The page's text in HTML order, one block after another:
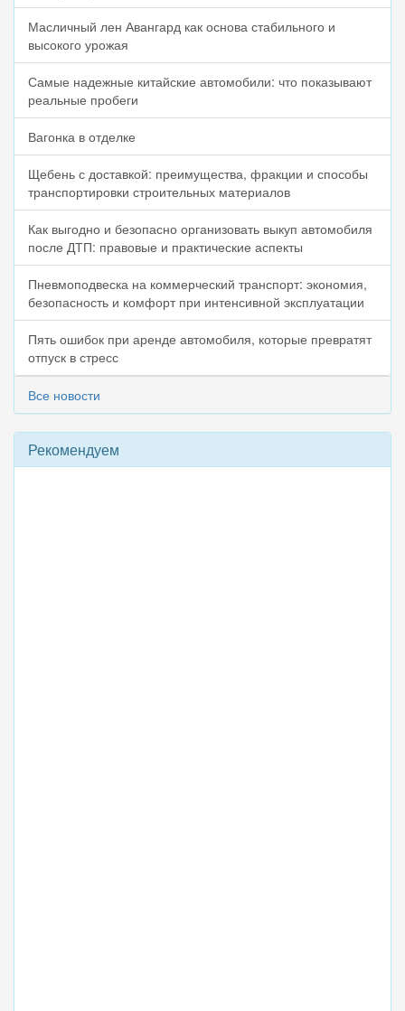
Масличный лен Авангард как основа стабильного и
высокого урожая
Самые надежные китайские автомобили: что показывают
реальные пробеги
Вагонка в отделке
Щебень с доставкой: преимущества, фракции и способы
транспортировки строительных материалов
Как выгодно и безопасно организовать выкуп автомобиля
после ДТП: правовые и практические аспекты
Пневмоподвеска на коммерческий транспорт: экономия,
безопасность и комфорт при интенсивной эксплуатации
Пять ошибок при аренде автомобиля, которые превратят
отпуск в стресс
Все новости
Рекомендуем